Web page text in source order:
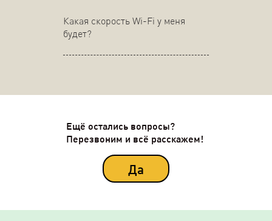
Какая скорость Wi-Fi у меня
будет?
Ещё остались вопросы?
Перезвоним и всё расскажем!
Да